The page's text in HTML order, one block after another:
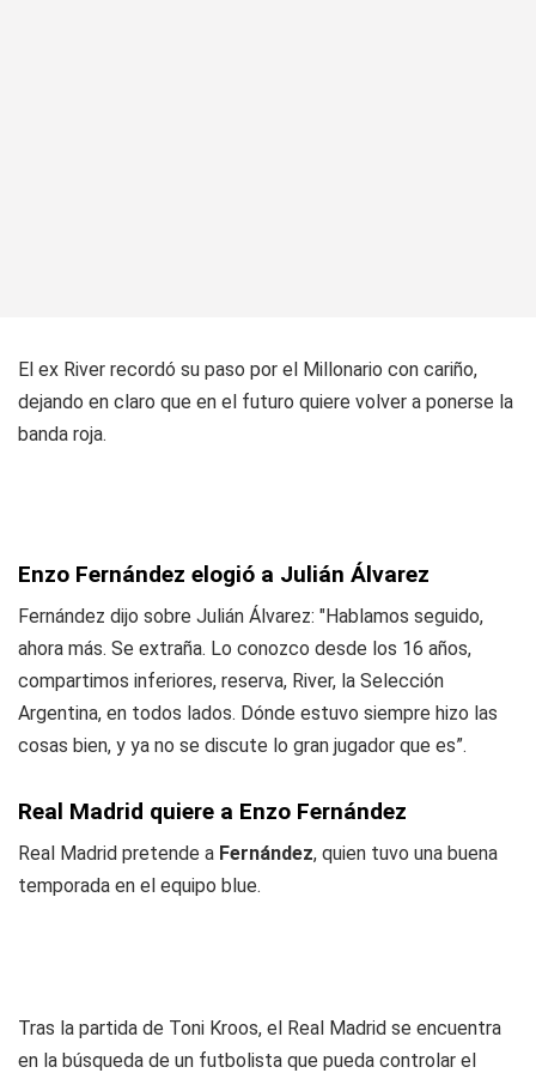
El ex River recordó su paso por el Millonario con cariño,
dejando en claro que en el futuro quiere volver a ponerse la
banda roja.
Enzo Fernández elogió a Julián Álvarez
Fernández dijo sobre Julián Álvarez: "Hablamos seguido,
ahora más. Se extraña. Lo conozco desde los 16 años,
compartimos inferiores, reserva, River, la Selección
Argentina, en todos lados. Dónde estuvo siempre hizo las
cosas bien, y ya no se discute lo gran jugador que es”.
Real Madrid quiere a Enzo Fernández
Real Madrid pretende a Fernández, quien tuvo una buena
temporada en el equipo blue.
Tras la partida de Toni Kroos, el Real Madrid se encuentra
en la búsqueda de un futbolista que pueda controlar el